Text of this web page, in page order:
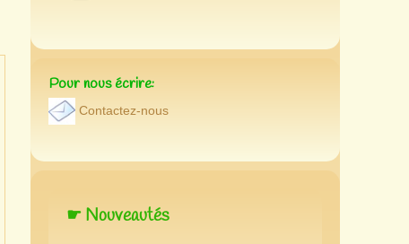
Pour nous écrire:
Contactez-nous
☛ Nouveautés